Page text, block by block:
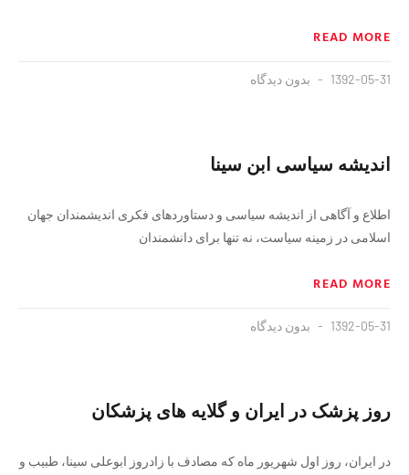
READ MORE
1392-05-31 بدون دیدگاه
اندیشه سیاسی ابن سینا
اطلاع و آگاهی از اندیشه سیاسی و دستاوردهای فکری اندیشمندان جهان
اسلامی در زمینه سیاست، نه تنها برای دانشمندان
READ MORE
1392-05-31 بدون دیدگاه
روز پزشک در ایران و گلایه های پزشکان
در ایران، روز اول شهریور ماه که مصادف با زادروز ابوعلی سینا، طبیب و